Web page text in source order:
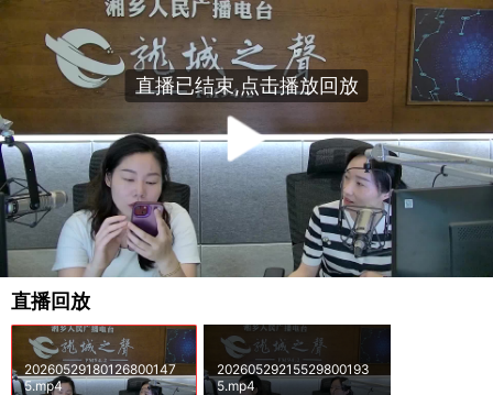
播
放
视
直播已结束,点击播放回放
直播回放
20260529180126800147
5.mp4
20260529215529800193
5.mp4